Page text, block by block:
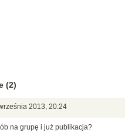
(2)
2013, 20:24
na grupę i już publikacja?